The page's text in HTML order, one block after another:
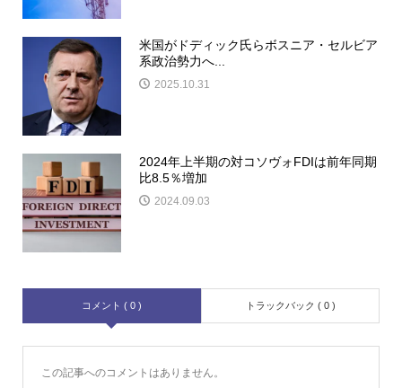
米国がドディック氏らボスニア・セルビア
系政治勢力へ...
2025.10.31
2024年上半期の対コソヴォFDIは前年同期
比8.5％増加
2024.09.03
コメント ( 0 ) トラックバック ( 0 )
この記事へのコメントはありません。